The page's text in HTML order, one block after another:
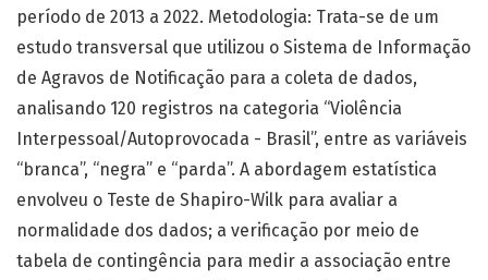
período de 2013 a 2022. Metodologia: Trata-se de um
estudo transversal que utilizou o Sistema de Informação
de Agravos de Notificação para a coleta de dados,
analisando 120 registros na categoria “Violência
Interpessoal/Autoprovocada - Brasil”, entre as variáveis
“branca”, “negra” e “parda”. A abordagem estatística
envolveu o Teste de Shapiro-Wilk para avaliar a
normalidade dos dados; a verificação por meio de
tabela de contingência para medir a associação entre